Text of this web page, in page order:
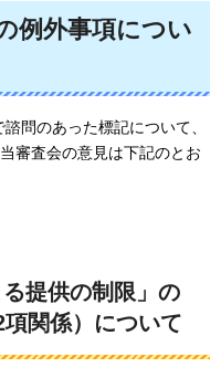
例外事項につい
問のあった標記について、
審査会の意見は下記のとお
提供の制限」 の
関係）について